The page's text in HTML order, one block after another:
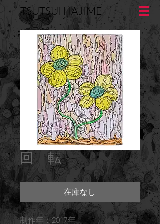
TSUTSUI HAJIME
回 転
在庫なし
制作年：2017年